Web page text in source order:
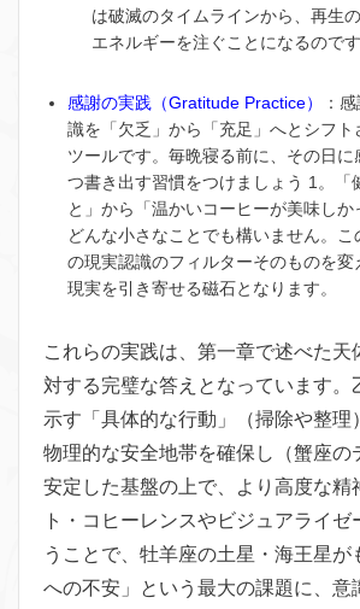
は破滅のタイムラインから、再生
エネルギーを注ぐことになるのです
感謝の実践（Gratitude Practice）
：
識を「欠乏」から「充足」へとシフト
ツールです。毎晩寝る前に、その日に
つ書き出す習慣をつけましょう 1 。「
と」から「温かいコーヒーが美味しか
どんな小さなことでも構いません。こ
の現実認識のフィルターそのものを変
現実を引き寄せる磁石となります。
これらの実践は、第一章で述べた天
対する完璧な答えとなっています。
示す「具体的な行動」（掃除や整理
物理的な安全地帯を確保し（蟹座の
安定した基盤の上で、より高度な精
ト・コヒーレンスやビジュアライゼ
うことで、牡羊座の土星・海王星が
への不安」という最大の課題に、意